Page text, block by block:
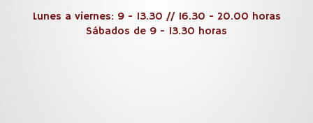
Lunes a viernes: 9 - 13.30 // 16.30 - 20.00 horas
Sábados de 9 - 13.30 horas